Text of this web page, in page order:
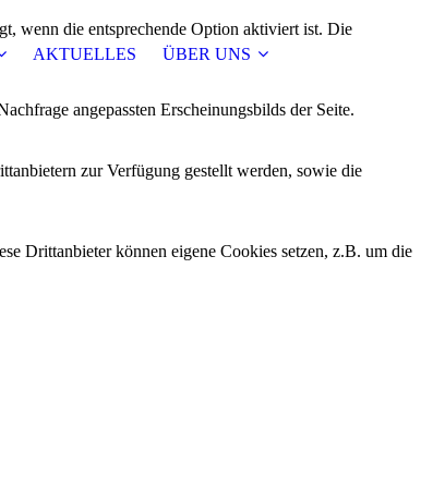
AKTUELLES ÜBER UNS
wenn die entsprechende Option aktiviert ist. Die
angepassten Erscheinungsbilds der Seite.
zur Verfügung gestellt werden, sowie die
Drittanbieter können eigene Cookies setzen, z.B. um die